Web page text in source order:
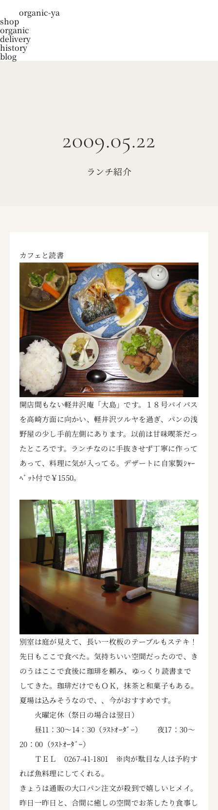
organic-ya
shop
organic
delivery
history
blog
2009.05.22
ランチ紹介
カフェと読書
開店間もない軽井沢庵「大島」です。１８号バイパス
を高崎方面に向かい、軽井沢ツルヤを過ぎ、パンの浅
野屋の少し手前左側にあります。以前は甘味喫茶だっ
たところです。ランチなのに手抜きせず丁寧に作って
あって、料理に気が入ってる。デザートに自家製ｼｬｰ
ﾍﾞｯﾄ付で￥1550。
別室は庭が見えて、長い一枚板のテーブルもステキ！
先日もここで食べた。気持ちいい空間だったので、き
のうはここで食後に珈琲を頼み、ゆっくり読書まで
してきた。珈琲だけでもＯＫ，抹茶と和菓子もある。
夏場は込みそうなので、、今がおすすめです。
火曜定休（祭日の場合は翌日）
昼11：30～14：30（ﾗｽﾄｵｰﾀﾞｰ） 夜17：30～
20：00（ﾗｽﾄｵｰﾀﾞｰ）
ＴＥＬ 0267-41-1801 ※肉が駄目な人は予約す
れば魚料理にしてくれる。
きょうは通販の大口パン注文が殺到で嬉しいヒメイ。
昨日一昨日と、合間に癒しの空間でお茶したり食事し